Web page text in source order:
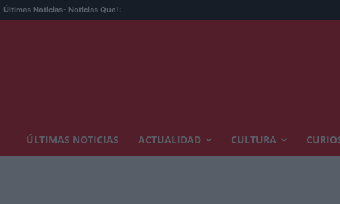
Últimas Noticias- Noticias Que!: 6
ÚLTIMAS NOTICIAS ACTUALIDAD CULTURA